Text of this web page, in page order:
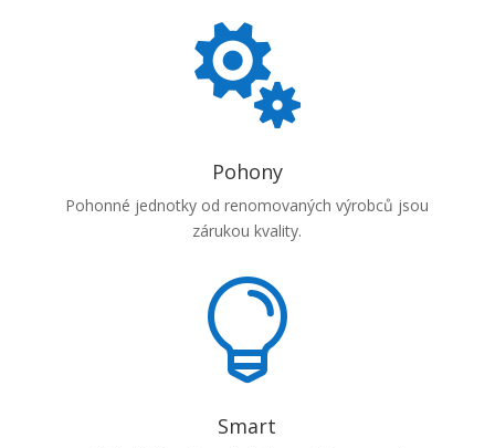

Pohony
Pohonné jednotky od renomovaných výrobců jsou
zárukou kvality.

Smart